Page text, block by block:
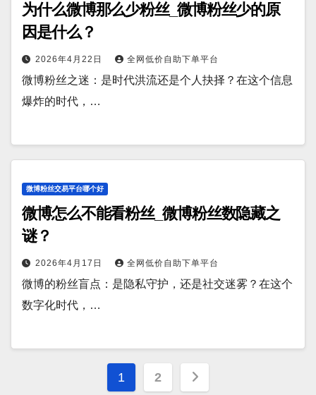
为什么微博那么少粉丝_微博粉丝少的原
因是什么？
2026年4月22日 全网低价自助下单平台
微博粉丝之迷：是时代洪流还是个人抉择？在这个信息
爆炸的时代，…
微博粉丝交易平台哪个好
微博怎么不能看粉丝_微博粉丝数隐藏之
谜？
2026年4月17日 全网低价自助下单平台
微博的粉丝盲点：是隐私守护，还是社交迷雾？在这个
数字化时代，…
文
1 2